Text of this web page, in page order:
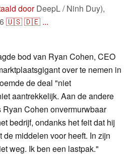
doorDeepL / Ninh Duy),
🇺🇸🇩🇪 ...
bod van Ryan Cohen, CEO
over te nemen in
de deal "niet
aantrekkelijk. Aan de andere
Ryan Cohen onvermurwbaar
bedrijf, ondanks het feit dat hij
middelen voor heeft. In zijn
weg. Ik ben een lastpak."